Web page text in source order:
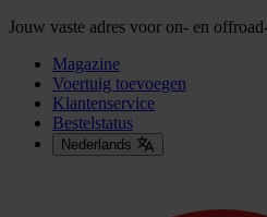
Jouw vaste adres voor on- en
Magazine
Voertuig toevoegen
Klantenservice
Bestelstatus
Nederlands